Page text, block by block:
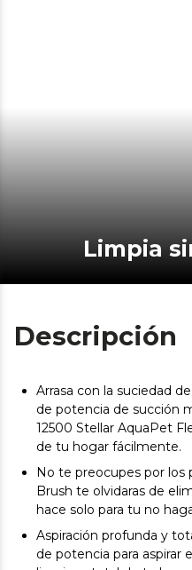
Limpia
Descripción
Arrasa con la suciedad
de potencia de succión
12500 Stellar AquaPet
de tu hogar fácilmente.
No te preocupes por los
Brush te olvidaras de
hace solo para tu no
Aspiración profunda y
de potencia para aspirar